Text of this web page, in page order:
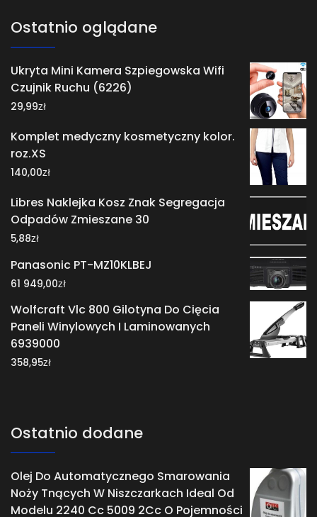
Ostatnio oglądane
Ukryta Mini Kamera Szpiegowska Wifi
Czujnik Ruchu (6226)
29,99zł
Komplet medyczny kosmetyczny kolor.
roz.XS
140,00zł
Libres Naklejka Kosz Znak Segregacja
Odpadów Zmieszane 30
5,88zł
Panasonic PT-MZ10KLBEJ
61 949,00zł
Wolfcraft Vlc 800 Gilotyna Do Cięcia
Paneli Winylowych I Laminowanych
6939000
358,95zł
Ostatnio dodane
Olej Do Automatycznego Smarowania
Noży Tnących W Niszczarkach Ideal Od
Modelu 2240 Cc 5009 2Cc O Pojemności